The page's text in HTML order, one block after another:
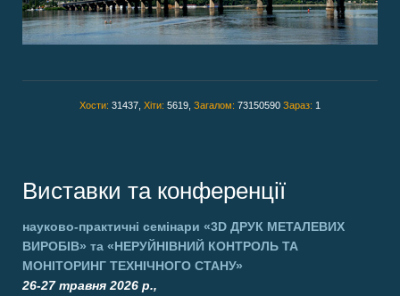
Хости: 31437, Хіти: 5619, Загалом: 73150590 Зараз: 1
Виставки та конференції
науково-практичні семінари «3D ДРУК МЕТАЛЕВИХ
ВИРОБІВ» та «НЕРУЙНІВНИЙ КОНТРОЛЬ ТА
МОНІТОРИНГ ТЕХНІЧНОГО СТАНУ»
26-27 травня 2026 р.,